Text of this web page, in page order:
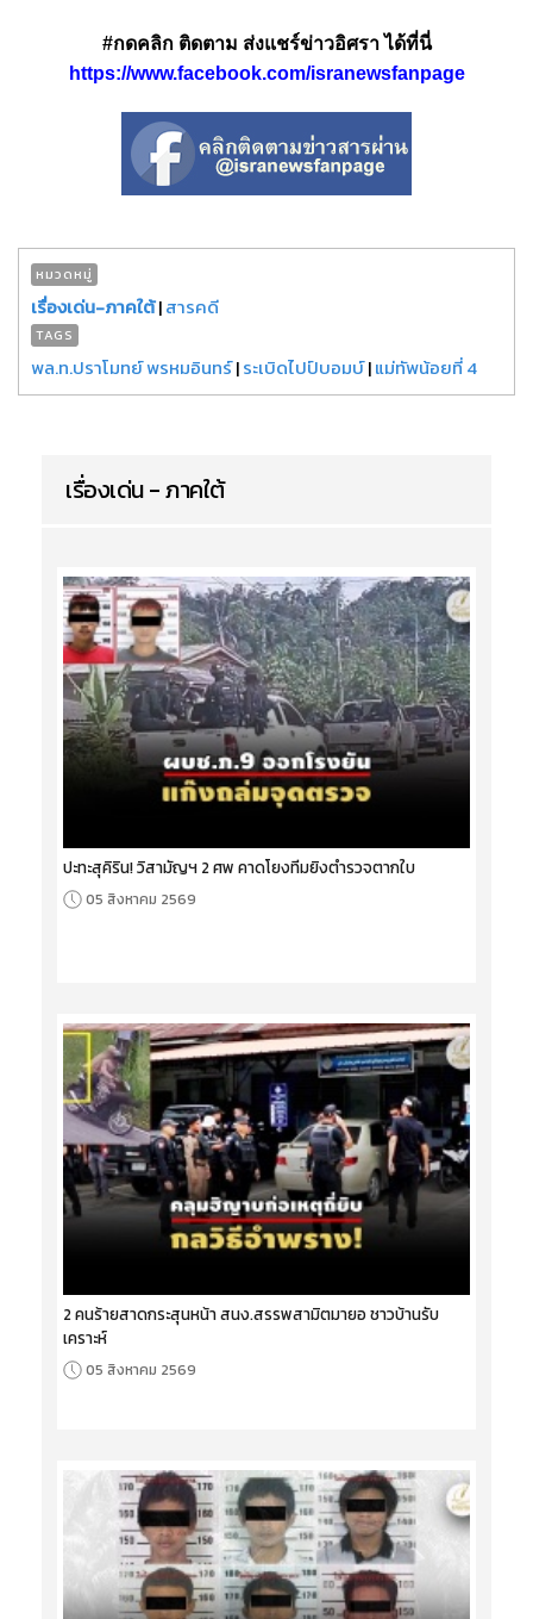
#กดคลิก ติดตาม ส่งแชร์ข่าวอิศรา ได้ที่นี่
https://www.facebook.com/isranewsfanpage
หมวดหมู่
เรื่องเด่น-ภาคใต้|สารคดี
TAGS
พล.ท.ปราโมทย์ พรหมอินทร์|ระเบิดไปป์บอมบ์|แม่ทัพน้อยที่ 4
เรื่องเด่น - ภาคใต้
ปะทะสุคิริน! วิสามัญฯ 2 ศพ คาดโยงทีมยิงตำรวจตากใบ
05 สิงหาคม 2569
2 คนร้ายสาดกระสุนหน้า สนง.สรรพสามิตมายอ ชาวบ้านรับ
เคราะห์
05 สิงหาคม 2569